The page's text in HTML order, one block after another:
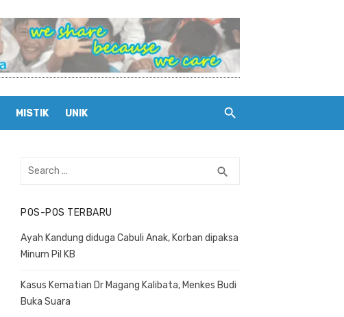
MISTIK UNIK
Search
search
POS-POS TERBARU
Ayah Kandung diduga Cabuli Anak, Korban dipaksa
Minum Pil KB
Kasus Kematian Dr Magang Kalibata, Menkes Budi
Buka Suara